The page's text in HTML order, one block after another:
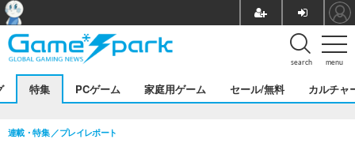
menu
search
特集 PCゲーム 家庭用ゲーム セール/無料 カルチャ
連載・特集 プレイレポート